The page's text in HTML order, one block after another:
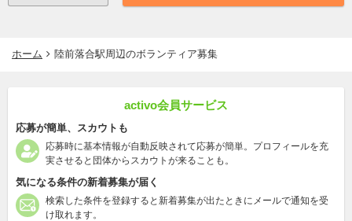
ホーム 陸前落合駅周辺のボランティア募集
activo会員サービス
応募が簡単、スカウトも
応募時に基本情報が自動反映されて応募が簡単。プロフィールを充
実させると団体からスカウトが来ることも。
気になる条件の新着募集が届く
検索した条件を登録すると新着募集が出たときにメールで通知を受
け取れます。